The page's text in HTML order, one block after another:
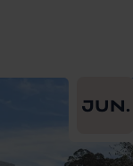
JUN.